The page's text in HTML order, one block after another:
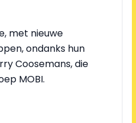
met nieuwe
ondanks hun
Coosemans, die
MOBI.